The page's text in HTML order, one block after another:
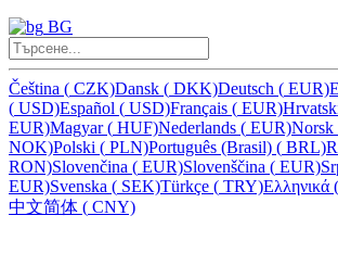
BG
Čeština ( CZK)Dansk ( DKK)Deutsch ( EUR)
( USD)Español ( USD)Français ( EUR)
EUR)Magyar( HUF)Nederlands ( EUR)Norsk
NOK)Polski ( PLN)Português (Brasil) ( BRL)
RON)Slovenčina ( EUR)Slovenščina ( EUR)
EUR)Svenska ( SEK)Türkçe ( TRY)Ελληνικά (
中文简体 ( CNY)